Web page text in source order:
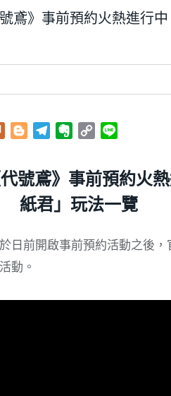
鳶》事前預約火熱進行中
Plurk BloggerTelegramEvernote
Copy
號鳶》事前預約火
紙君」玩法一覽
日前開啟事前預約活動之後
動。